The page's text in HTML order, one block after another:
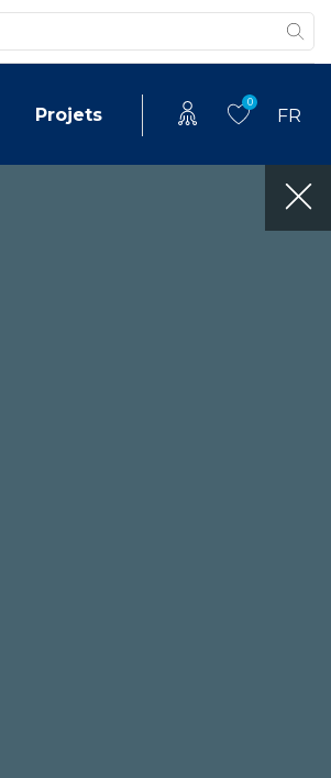
Projets
0
FR